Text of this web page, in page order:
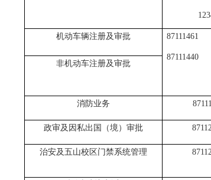
机动车辆注册及审批 87111461
87111440
非机动车注册及审批
消防业务
政审及因私出国（境）审批
治安及五山校区门禁系统管理